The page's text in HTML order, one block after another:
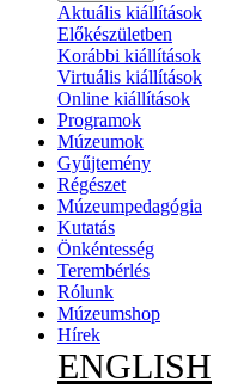
Aktuális kiállítások
Előkészületben
Korábbi kiállítások
Virtuális kiállítások
Online kiállítások
Programok
Múzeumok
Gyűjtemény
Régészet
Múzeumpedagógia
Kutatás
Önkéntesség
Terembérlés
Rólunk
Múzeumshop
Hírek
ENGLISH